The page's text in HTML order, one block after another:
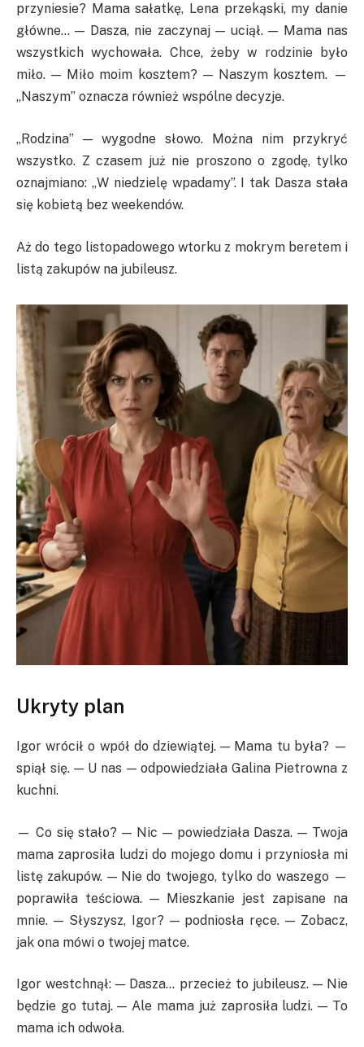
przyniesie? Mama sałatkę, Lena przekąski, my danie
główne… — Dasza, nie zaczynaj — uciął. — Mama nas
wszystkich wychowała. Chce, żeby w rodzinie było
miło. — Miło moim kosztem? — Naszym kosztem. —
„Naszym” oznacza również wspólne decyzje.
„Rodzina” — wygodne słowo. Można nim przykryć
wszystko. Z czasem już nie proszono o zgodę, tylko
oznajmiano: „W niedzielę wpadamy”. I tak Dasza stała
się kobietą bez weekendów.
Aż do tego listopadowego wtorku z mokrym beretem i
listą zakupów na jubileusz.
Ukryty plan
Igor wrócił o wpół do dziewiątej. — Mama tu była? —
spiął się. — U nas — odpowiedziała Galina Pietrowna z
kuchni.
— Co się stało? — Nic — powiedziała Dasza. — Twoja
mama zaprosiła ludzi do mojego domu i przyniosła mi
listę zakupów. — Nie do twojego, tylko do waszego —
poprawiła teściowa. — Mieszkanie jest zapisane na
mnie. — Słyszysz, Igor? — podniosła ręce. — Zobacz,
jak ona mówi o twojej matce.
Igor westchnął: — Dasza… przecież to jubileusz. — Nie
będzie go tutaj. — Ale mama już zaprosiła ludzi. — To
mama ich odwoła.